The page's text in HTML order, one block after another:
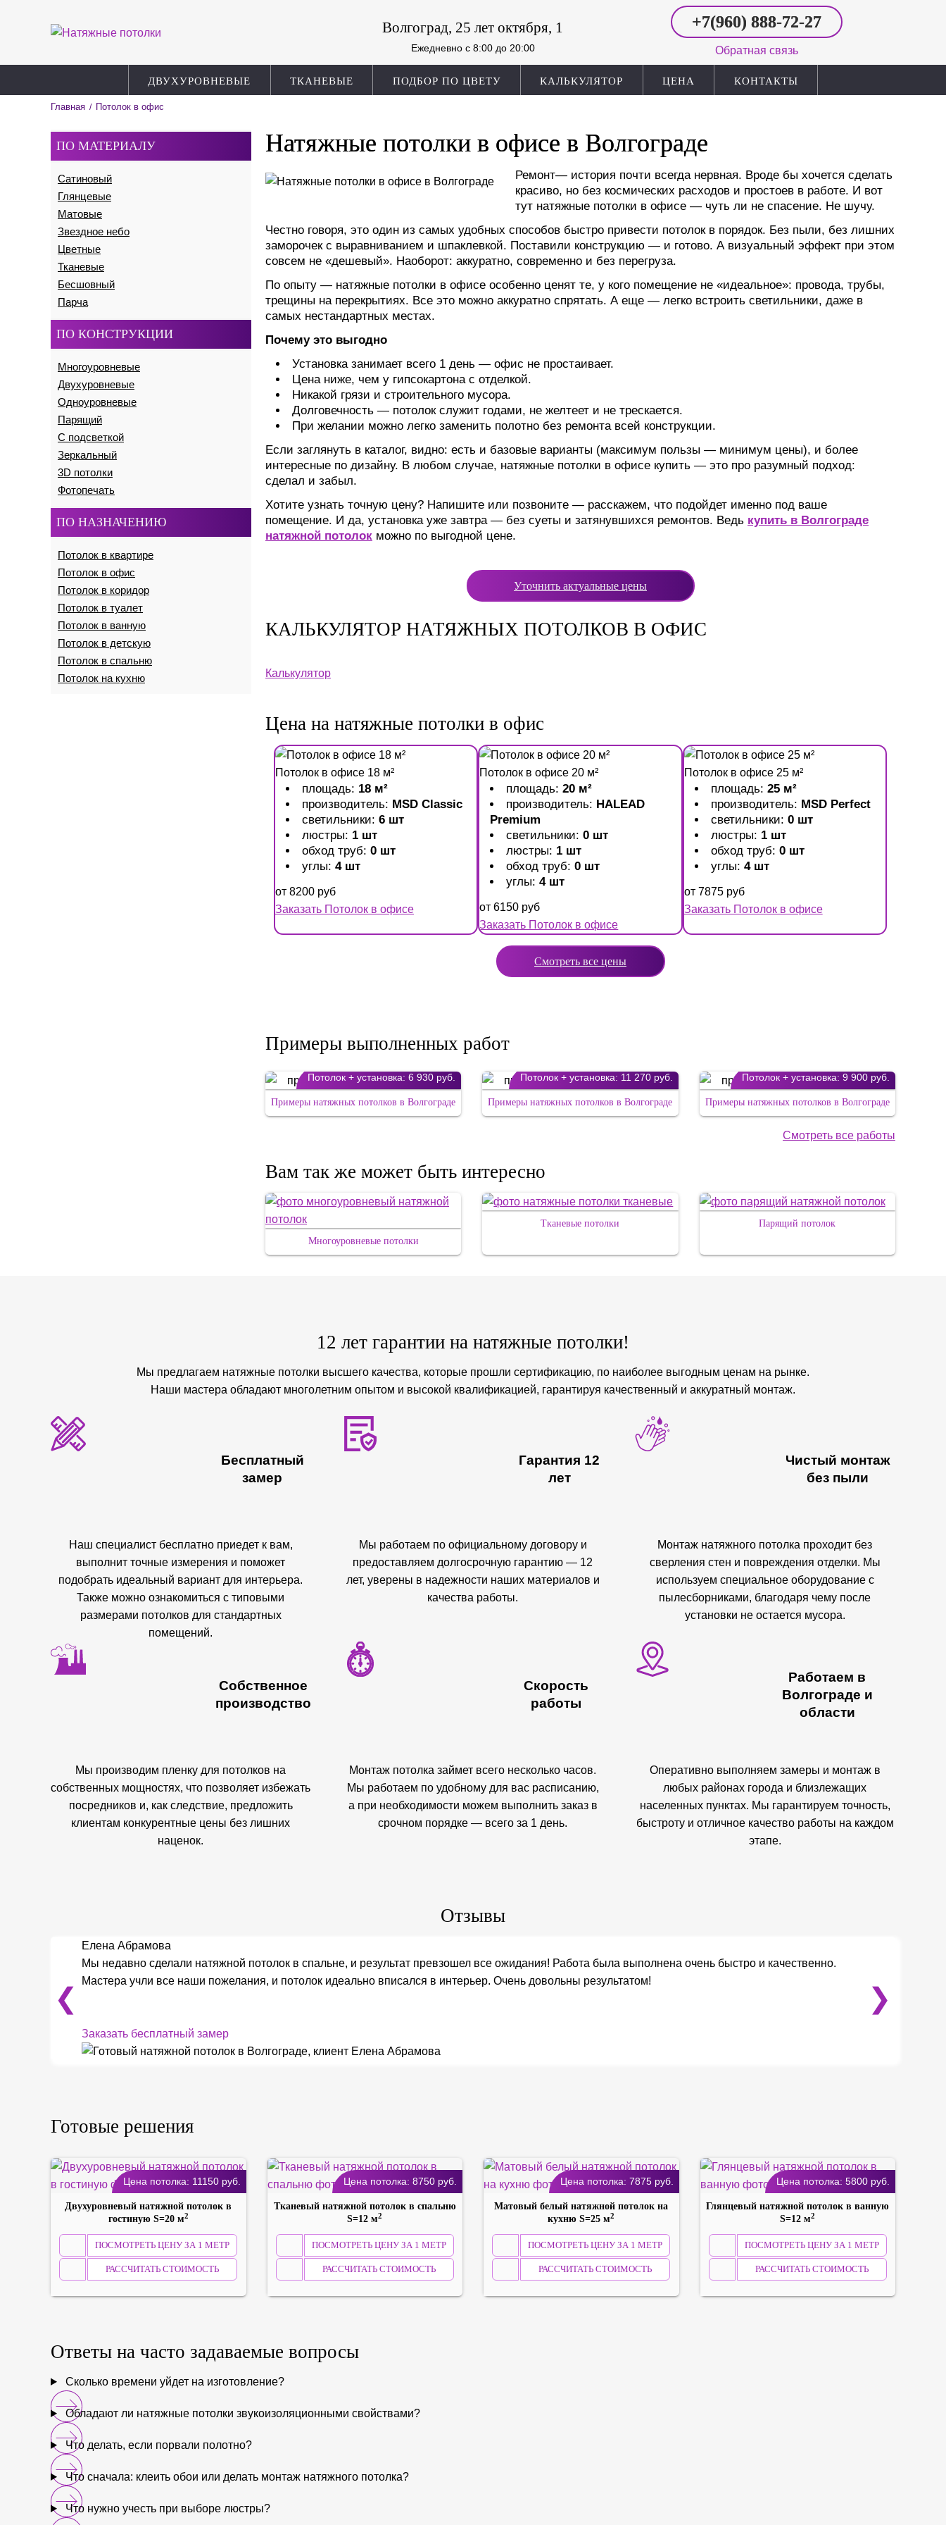
Волгоград, 25 лет октября, 1
Ежедневно c 8:00 до 20:00
+7(960) 888-72-27
Обратная связь
ДВУХУРОВНЕВЫЕ ТКАНЕВЫЕ ПОДБОР ПО ЦВЕТУ КАЛЬКУЛЯТОР ЦЕНА КОНТАКТЫ
Главная / Потолок в офис
Натяжные потолки в офисе в Волгограде
Ремонт— история почти всегда нервная. Вроде бы хочется сделать
красиво, но без космических расходов и простоев в работе. И вот
тут натяжные потолки в офисе — чуть ли не спасение. Не шучу.
Честно говоря, это один из самых удобных способов быстро привести потолок в порядок. Без пыли, без лишних
заморочек с выравниванием и шпаклевкой. Поставили конструкцию — и готово. А визуальный эффект при этом
совсем не «дешевый». Наоборот: аккуратно, современно и без перегруза.
По опыту — натяжные потолки в офисе особенно ценят те, у кого помещение не «идеальное»: провода, трубы,
трещины на перекрытиях. Все это можно аккуратно спрятать. А еще — легко встроить светильники, даже в
самых нестандартных местах.
Почему это выгодно
Установка занимает всего 1 день — офис не простаивает.
Цена ниже, чем у гипсокартона с отделкой.
Никакой грязи и строительного мусора.
Долговечность — потолок служит годами, не желтеет и не трескается.
При желании можно легко заменить полотно без ремонта всей конструкции.
Если заглянуть в каталог, видно: есть и базовые варианты (максимум пользы — минимум цены), и более
интересные по дизайну. В любом случае, натяжные потолки в офисе купить — это про разумный подход:
сделал и забыл.
Хотите узнать точную цену? Напишите или позвоните — расскажем, что подойдет именно под ваше
помещение. И да, установка уже завтра — без суеты и затянувшихся ремонтов. Ведь купить в Волгограде
натяжной потолок можно по выгодной цене.
Уточнить актуальные цены
КАЛЬКУЛЯТОР НАТЯЖНЫХ ПОТОЛКОВ В ОФИС
Калькулятор
Цена на натяжные потолки в офис
Потолок в офисе 18 м²
площадь: 18 м²
производитель: MSD Classic
светильники: 6 шт
люстры: 1 шт
обход труб: 0 шт
углы: 4 шт
от 8200руб
Заказать Потолок в офисе
Потолок в офисе 20 м²
площадь:20 м²
производитель: HALEAD
Premium
светильники:0 шт
люстры: 1 шт
обход труб:0 шт
углы:4 шт
от6150 руб
Заказать Потолок в офисе
Потолок в офисе 25 м²
площадь: 25 м²
производитель: MSD Perfect
светильники: 0 шт
люстры: 1 шт
обход труб: 0 шт
углы: 4 шт
от 7875руб
Заказать Потолок в офисе
Смотреть все цены
Примеры выполненных работ
Потолок + установка: 6 930 руб.
Примеры натяжных потолков в Волгограде
Потолок + установка: 11 270 руб.
Примеры натяжных потолков в Волгограде
Потолок + установка: 9 900 руб.
Примеры натяжных потолков в Волгограде
Смотреть все работы
Вам так же может быть интересно
Многоуровневые потолки
Тканевые потолки Парящий потолок
ПО МАТЕРИАЛУ
Сатиновый
Глянцевые
Матовые
Звездное небо
Цветные
Тканевые
Бесшовный
Парча
ПО КОНСТРУКЦИИ
Многоуровневые
Двухуровневые
Одноуровневые
Парящий
С подсветкой
Зеркальный
3D потолки
Фотопечать
ПО НАЗНАЧЕНИЮ
Потолок в квартире
Потолок в офис
Потолок в коридор
Потолок в туалет
Потолок в ванную
Потолок в детскую
Потолок в спальню
Потолок на кухню
12 лет гарантии на натяжные потолки!
Мы предлагаем натяжные потолки высшего качества, которые прошли сертификацию, по наиболее выгодным ценам на рынке.
Наши мастера обладают многолетним опытом и высокой квалификацией, гарантируя качественный и аккуратный монтаж.
Бесплатный
замер
Наш специалист бесплатно приедет к вам,
выполнит точные измерения и поможет
подобрать идеальный вариант для интерьера.
Также можно ознакомиться с типовыми
размерами потолков для стандартных
помещений.
Гарантия 12
лет
Мы работаем по официальному договору и
предоставляем долгосрочную гарантию — 12
лет, уверены в надежности наших материалов и
качества работы.
Чистый монтаж
без пыли
Монтаж натяжного потолка проходит без
сверления стен и повреждения отделки. Мы
используем специальное оборудование с
пылесборниками, благодаря чему после
установки не остается мусора.
Собственное
производство
Мы производим пленку для потолков на
собственных мощностях, что позволяет избежать
посредников и, как следствие, предложить
клиентам конкурентные цены без лишних
наценок.
Скорость
работы
Монтаж потолка займет всего несколько часов.
Мы работаем по удобному для вас расписанию,
а при необходимости можем выполнить заказ в
срочном порядке — всего за 1 день.
Работаем в
Волгограде и
области
Оперативно выполняем замеры и монтаж в
любых районах города и близлежащих
населенных пунктах. Мы гарантируем точность,
быстроту и отличное качество работы на каждом
этапе.
Отзывы
❮
Елена Абрамова
Мы недавно сделали натяжной потолок в спальне, и результат превзошел все ожидания! Работа была выполнена очень быстро и качественно.
Мастера учли все наши пожелания, и потолок идеально вписался в интерьер. Очень довольны результатом!
Заказать бесплатный замер
❯
Готовые решения
Цена потолка: 11150руб.
Двухуровневый натяжной потолок в
гостиную S=20 м2
ПОСМОТРЕТЬ ЦЕНУ ЗА 1 МЕТР
РАССЧИТАТЬ СТОИМОСТЬ
Цена потолка: 8750 руб.
Тканевый натяжной потолок в спальню
S=12 м2
ПОСМОТРЕТЬ ЦЕНУ ЗА 1 МЕТР
РАССЧИТАТЬ СТОИМОСТЬ
Цена потолка: 7875 руб.
Матовый белый натяжной потолок на
кухню S=25 м2
ПОСМОТРЕТЬ ЦЕНУ ЗА 1 МЕТР
РАССЧИТАТЬ СТОИМОСТЬ
Цена потолка: 5800 руб.
Глянцевый натяжной потолок в ванную
S=12 м2
ПОСМОТРЕТЬ ЦЕНУ ЗА 1 МЕТР
РАССЧИТАТЬ СТОИМОСТЬ
Ответы на часто задаваемые вопросы
Сколько времени уйдет на изготовление?
Обладают ли натяжные потолки звукоизоляционными свойствами?
Что делать, если порвали полотно?
Что сначала: клеить обои или делать монтаж натяжного потолка?
Что нужно учесть при выборе люстры?